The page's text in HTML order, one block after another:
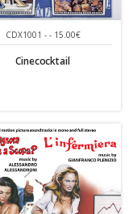
CDX1001 - - 15.00€
Cinecocktail